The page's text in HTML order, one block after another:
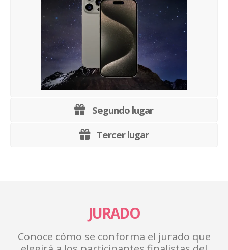
Segundo lugar
Tercer lugar
JURADO
Conoce cómo se conforma el jurado que